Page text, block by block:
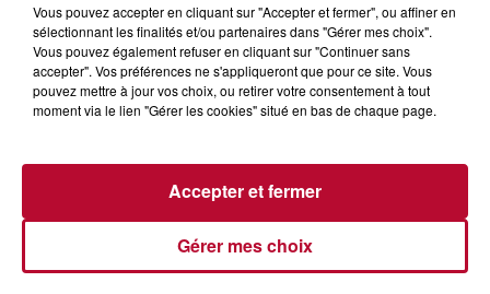
SPOTS DE SNORKELING À EXPLORER...
Pas besoin de bouteilles de plongée lourdes ni de diplômes
complexes pour observer la vie sous-marine. Cet été, un
masque, un tuba et une paire de palmes...
Vous pouvez accepter en cliquant sur "Accepter et fermer", ou affiner en
sélectionnant les finalités et/ou partenaires dans "Gérer mes choix".
Vous pouvez également refuser en cliquant sur "Continuer sans
accepter". Vos préférences ne s'appliqueront que pour ce site. Vous
pouvez mettre à jour vos choix, ou retirer votre consentement à tout
moment via le lien "Gérer les cookies" situé en bas de chaque page.
Gérer mes choix
Accepter et fermer